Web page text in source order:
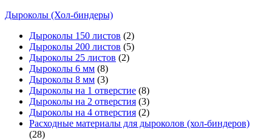
Дыроколы (Хол-биндеры)
Дыроколы 150 листов (2)
Дыроколы 200 листов (5)
Дыроколы 25 листов (2)
Дыроколы 6 мм (8)
Дыроколы 8 мм (3)
Дыроколы на 1 отверстие (8)
Дыроколы на 2 отверстия (3)
Дыроколы на 4 отверстия (2)
Расходные материалы для дыроколов (хол-биндеров)
(28)